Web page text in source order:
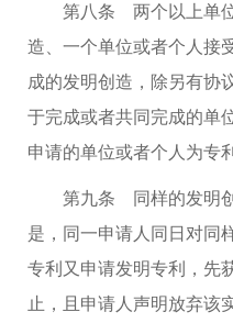
第八条 两个以上单位
造、一个单位或者个人接
成的发明创造，除另有协
于完成或者共同完成的单
申请的单位或者个人为专
第九条 同样的发明创
是，同一申请人同日对同
专利又申请发明专利，先
止，且申请人声明放弃该